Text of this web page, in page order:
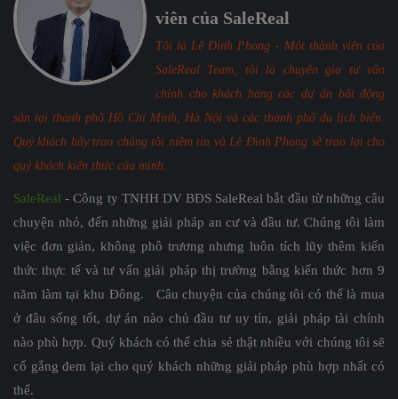
viên của SaleReal
Tôi là Lê Đình Phong - Một thành viên của
SaleReal Team, tôi là chuyên gia tư vấn
chính cho khách hàng các dự án bất động
sản tại thành phố Hồ Chí Minh, Hà Nội và các thành phố du lịch biển.
Quý khách hãy trao chúng tôi niềm tin và Lê Đình Phong sẽ trao lại cho
quý khách kiến thức của mình.
SaleReal - Công ty TNHH DV BĐS SaleReal bắt đầu từ những câu
chuyện nhỏ, đến những giải pháp an cư và đầu tư. Chúng tôi làm
việc đơn giản, không phô trương nhưng luôn tích lũy thêm kiến
thức thực tế và tư vấn giải pháp thị trường bằng kiến thức hơn 9
năm làm tại khu Đông. Câu chuyện của chúng tôi có thể là mua
ở đâu sống tốt, dự án nào chủ đầu tư uy tín, giải pháp tài chính
nào phù hợp. Quý khách có thể chia sẻ thật nhiều với chúng tôi sẽ
cố gắng đem lại cho quý khách những giải pháp phù hợp nhất có
thể.